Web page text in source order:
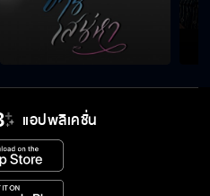
ณชื่อลลิตาไม่ใช่อีเย็น
แอปพลิเคชั่น